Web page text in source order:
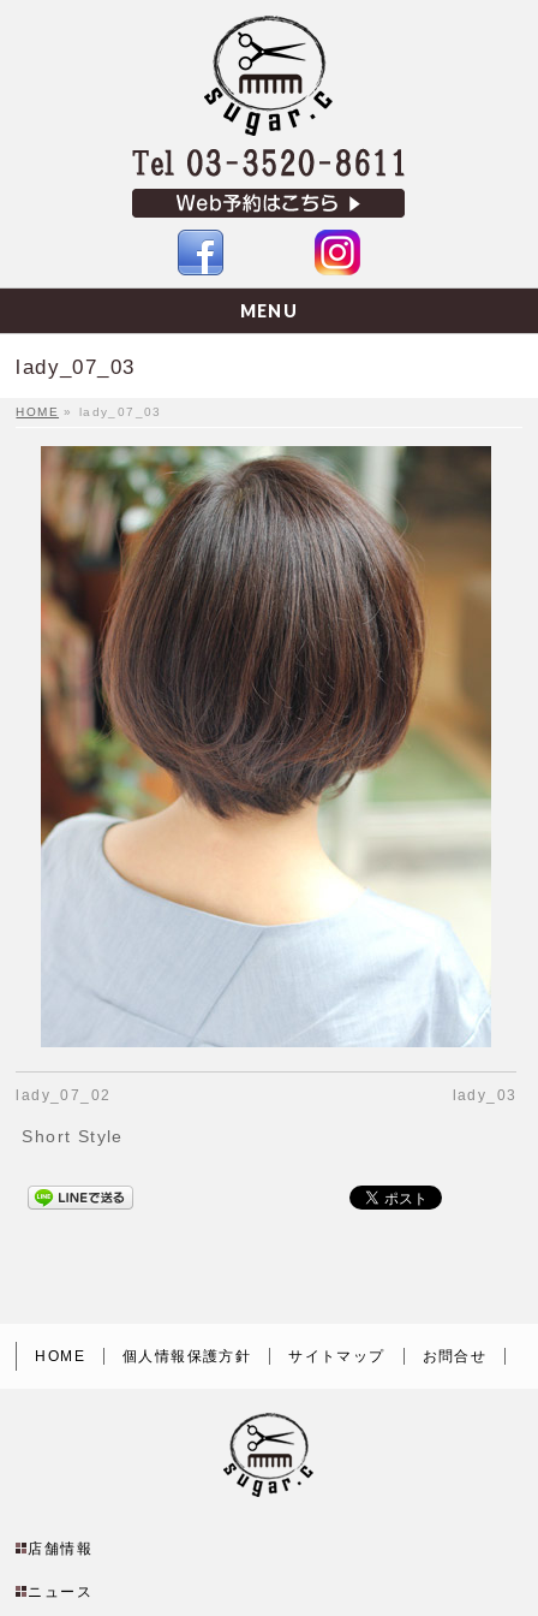
MENU
lady_07_03
HOME » lady_07_03
lady_07_02 lady_03
Short Style
HOME 個人情報保護方針 サイトマップ お問合せ
店舗情報
ニュース